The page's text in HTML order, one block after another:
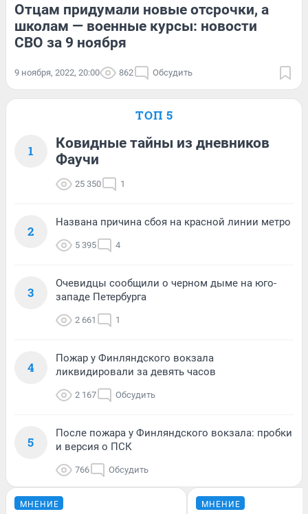
Отцам придумали новые отсрочки, а
школам — военные курсы: новости
СВО за 9 ноября
9 ноября, 2022, 20:00 862 Обсудить
ТОП 5
1
Ковидные тайны из дневников
Фаучи
25 350 1
2
Названа причина сбоя на красной линии метро
5 395 4
3
Очевидцы сообщили о черном дыме на юго-
западе Петербурга
2 661 1
4
Пожар у Финляндского вокзала
ликвидировали за девять часов
2 167 Обсудить
5
После пожара у Финляндского вокзала: пробки
и версия о ПСК
766 Обсудить
МНЕНИЕ МНЕНИЕ